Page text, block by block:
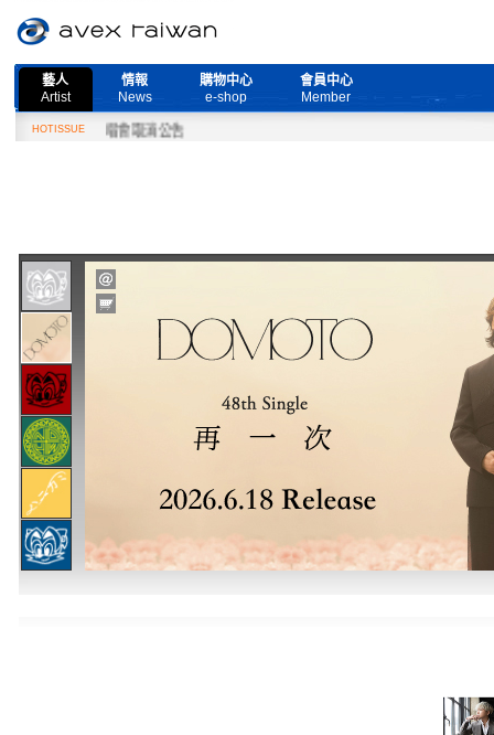
藝人
Artist
情報
News
購物中心
e-shop
會員中心
Member
HOTISSUE
演唱會取消公告